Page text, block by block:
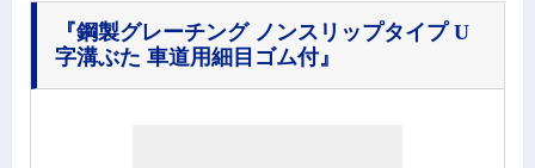
『鋼製グレーチング ノンスリップタイプ U
字溝ぶた 車道用細目ゴム付』